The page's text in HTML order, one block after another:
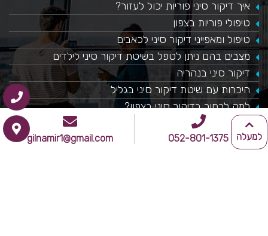
למעלה
איך דיקור סיני פוריות יכול לעזור?
טיפולי פוריות בצפון
טיפול ומאפייני דיקור סיני לכאבים
מצבים בהם ניתן לטפל בשיטת דיקור סיני לילדים
דיקור סיני בנהריה
היכרות עם שיטת דיקור סיני בגליל
למה לבחור בדיקור סיני בצפון?
052-801-1375
gilnamir1@gmail.com